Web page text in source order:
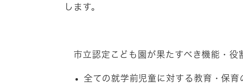
します。
市立認定こども園が果たすべき機能・役
全ての就学前児童に対する教育・保育